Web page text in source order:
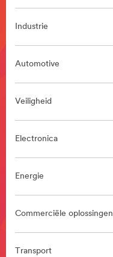
Industrie
Automotive
Veiligheid
Electronica
Energie
Commerciële oplossingen
Transport